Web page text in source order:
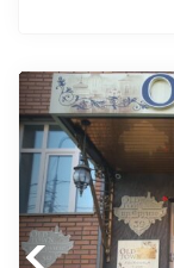
Previous